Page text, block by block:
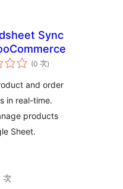
Sync
(0 次評
分
數
)
and order
in real-time.
products
Sheet.
次